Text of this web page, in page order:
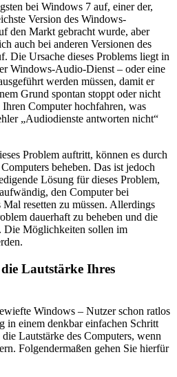
bei Windows 7 auf, einer der,
Version des Windows-
den Markt gebracht wurde, aber
auch bei anderen Versionen des
Die Ursache dieses Problems liegt in
Windows-Audio-Dienst – oder eine
werden müssen, damit er
Grund spontan stoppt oder nicht
Computer hochfahren, was
„Audiodienste antworten nicht“
Problem auftritt, können es durch
beheben. Das ist jedoch
Lösung für dieses Problem,
den Computer bei
resetten zu müssen. Allerdings
dauerhaft zu beheben und die
Die Möglichkeiten sollen im
Lautstärke Ihres
Windows – Nutzer schon ratlos
in einem denkbar einfachen Schritt
Lautstärke des Computers, wenn
Folgendermaßen gehen Sie hierfür